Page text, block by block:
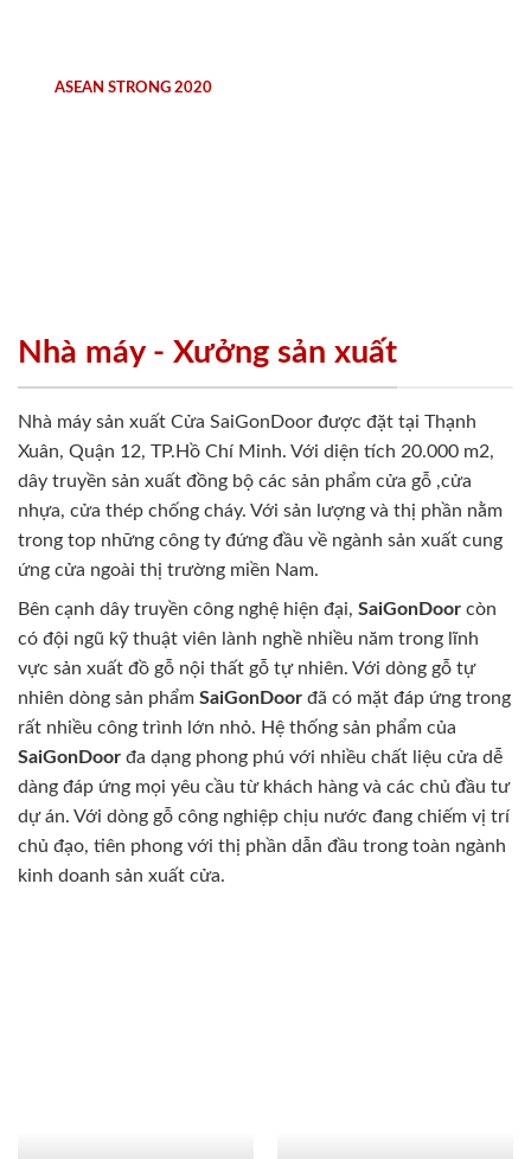
ASEAN STRONG 2020
Nhà máy - Xưởng sản xuất
Nhà máy sản xuất Cửa SaiGonDoor được đặt tại Thạnh
Xuân, Quận 12, TP.Hồ Chí Minh. Với diện tích 20.000 m2,
dây truyền sản xuất đồng bộ các sản phẩm cửa gỗ ,cửa
nhựa, cửa thép chống cháy. Với sản lượng và thị phần nằm
trong top những công ty đứng đầu về ngành sản xuất cung
ứng cửa ngoài thị trường miền Nam.
Bên cạnh dây truyền công nghệ hiện đại, SaiGonDoor còn
có đội ngũ kỹ thuật viên lành nghề nhiều năm trong lĩnh
vực sản xuất đồ gỗ nội thất gỗ tự nhiên. Với dòng gỗ tự
nhiên dòng sản phẩm SaiGonDoor đã có mặt đáp ứng trong
rất nhiều công trình lớn nhỏ. Hệ thống sản phẩm của
SaiGonDoor đa dạng phong phú với nhiều chất liệu cửa dễ
dàng đáp ứng mọi yêu cầu từ khách hàng và các chủ đầu tư
dự án. Với dòng gỗ công nghiệp chịu nước đang chiếm vị trí
chủ đạo, tiên phong với thị phần dẫn đầu trong toàn ngành
kinh doanh sản xuất cửa.